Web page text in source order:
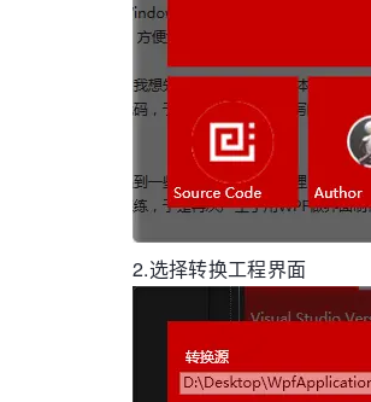
2.选择转换工程界面